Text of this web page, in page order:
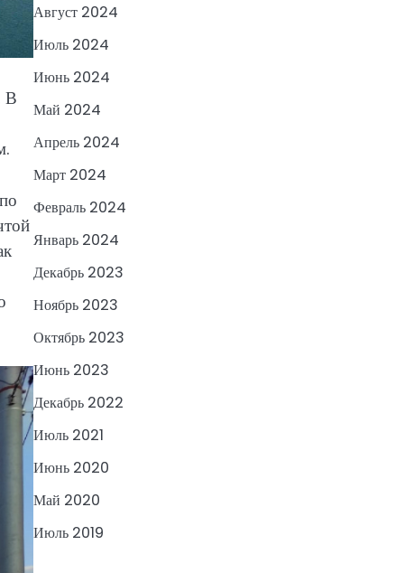
В
Август 2024
Июль 2024
Июнь 2024
Май 2024
Апрель 2024
Март 2024
Февраль 2024
Январь 2024
Декабрь 2023
Ноябрь 2023
Октябрь 2023
Июнь 2023
Декабрь 2022
Июль 2021
Июнь 2020
Май 2020
Июль 2019